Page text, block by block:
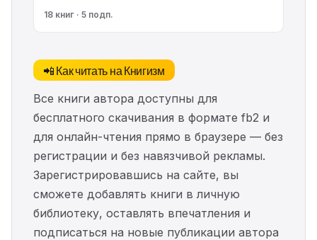
18 книг · 5 подп.
📲 Как читать на Книгизм
Все книги автора доступны для
бесплатного скачивания в формате fb2 и
для онлайн-чтения прямо в браузере — без
регистрации и без навязчивой рекламы.
Зарегистрировавшись на сайте, вы
сможете добавлять книги в личную
библиотеку, оставлять впечатления и
подписаться на новые публикации автора